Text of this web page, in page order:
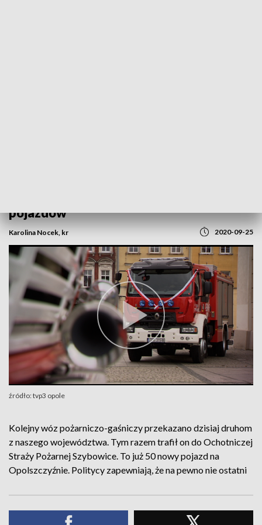
pojazdów
Karolina Nocek, kr 2020-09-25
źródło: tvp3 opole
Kolejny wóz pożarniczo-gaśniczy przekazano dzisiaj druhom
z naszego województwa. Tym razem trafił on do Ochotniczej
Straży Pożarnej Szybowice. To już 50 nowy pojazd na
Opolszczyźnie. Politycy zapewniają, że na pewno nie ostatni